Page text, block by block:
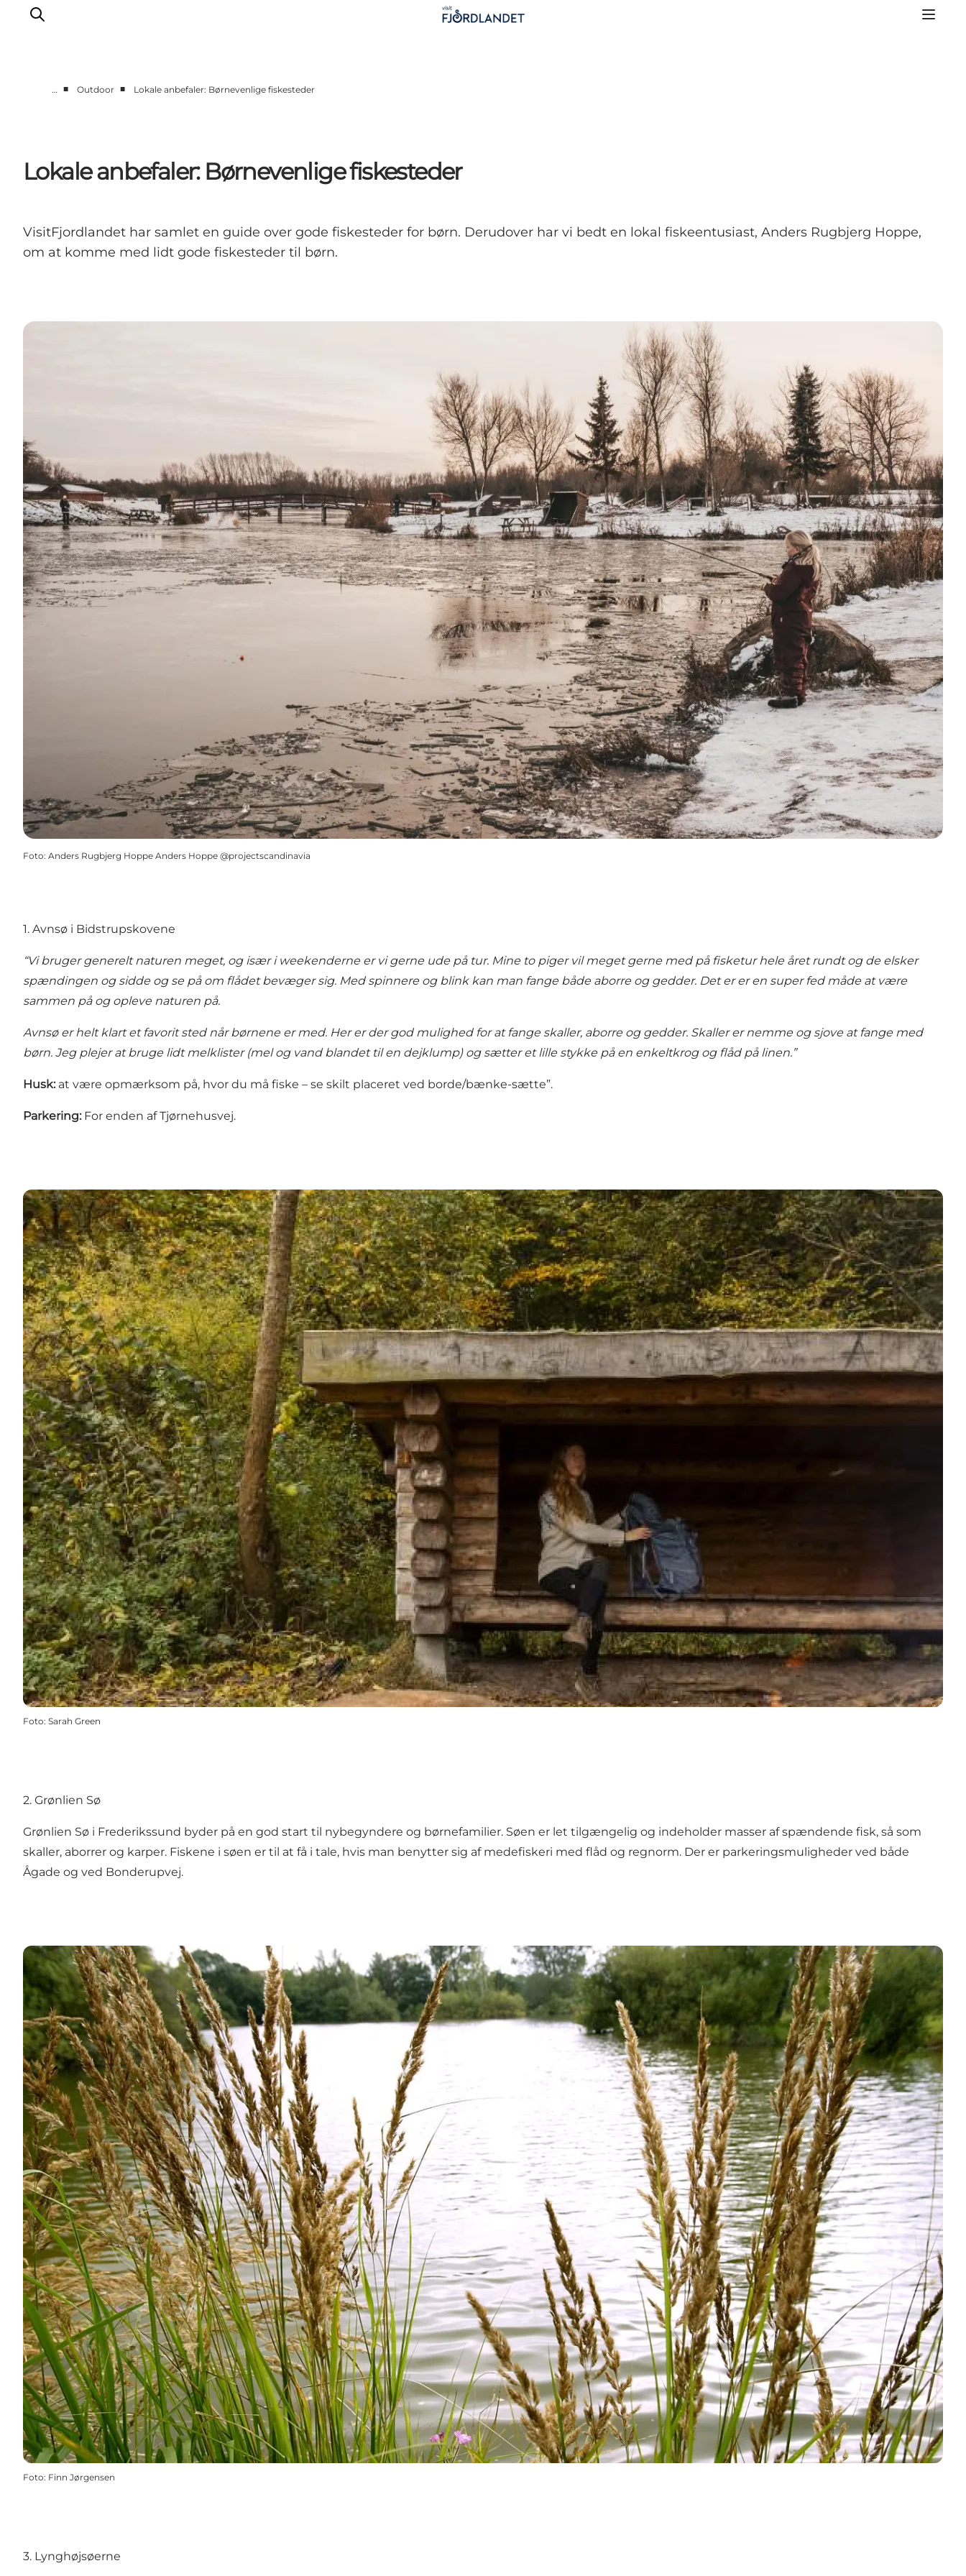
Guides & inspiration
Overnatning
… ■ Outdoor ■ Lokale anbefaler: Børnevenlige fiskesteder
Lokale anbefaler: Børnevenlige fiskesteder
VisitFjordlandet har samlet en guide over gode fiskesteder for børn. Derudover har vi bedt en lokal fiskeentusiast, Anders Rugbjerg Hoppe,
om at komme med lidt gode fiskesteder til børn.
Foto: Anders Rugbjerg Hoppe Anders Hoppe @projectscandinavia
1. Avnsø i Bidstrupskovene
“Vi bruger generelt naturen meget, og især i weekenderne er vi gerne ude på tur. Mine to piger vil meget gerne med på fisketur hele året rundt og de elsker
spændingen og sidde og se på om flådet bevæger sig. Med spinnere og blink kan man fange både aborre og gedder. Det er er en super fed måde at være
sammen på og opleve naturen på.
Avnsø er helt klart et favorit sted når børnene er med. Her er der god mulighed for at fange skaller, aborre og gedder. Skaller er nemme og sjove at fange med
børn. Jeg plejer at bruge lidt melklister (mel og vand blandet til en dejklump) og sætter et lille stykke på en enkeltkrog og flåd på linen.”
Husk: at være opmærksom på, hvor du må fiske – se skilt placeret ved borde/bænke-sætte”.
Parkering: For enden af Tjørnehusvej.
Foto: Sarah Green
2. Grønlien Sø
Grønlien Sø i Frederikssund byder på en god start til nybegyndere og børnefamilier. Søen er let tilgængelig og indeholder masser af spændende fisk, så som
skaller, aborrer og karper. Fiskene i søen er til at få i tale, hvis man benytter sig af medefiskeri med flåd og regnorm. Der er parkeringsmuligheder ved både
Ågade og ved Bonderupvej.
Foto: Finn Jørgensen
3. Lynghøjsøerne